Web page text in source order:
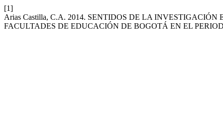
[1]
Arias Castilla, C.A. 2014. SENTIDOS DE LA
FACULTADES DE EDUCACIÓN DE BOGOTÁ EN EL